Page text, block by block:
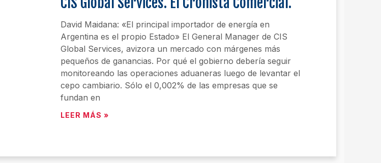
David Maidana: «El principal importador de energía en
Argentina es el propio Estado» El General Manager de CIS
Global Services, avizora un mercado con márgenes más
pequeños de ganancias. Por qué el gobierno debería seguir
monitoreando las operaciones aduaneras luego de levantar el
cepo cambiario. Sólo el 0,002% de las empresas que se
fundan en
LEER MÁS »